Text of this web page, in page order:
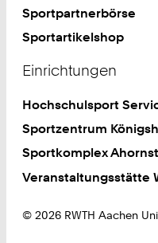
Sportpartnerbörse
Sportartikelshop
Einrichtungen
Hochschulsport
Sportzentrum
Sportkomplex
Veranstaltungsstätte
© 2026 RWTH Aachen